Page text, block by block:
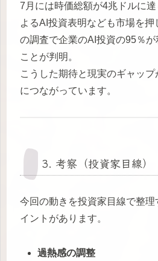
7月には時価総額が4兆ドルに
よるAI投資表明なども市場を
の調査で企業のAI投資の95％
ことが判明。
こうした期待と現実のギャッ
につながっています。
3. 考察（投資家目線）
今回の動きを投資家目線で整
イントがあります。
過熱感の調整